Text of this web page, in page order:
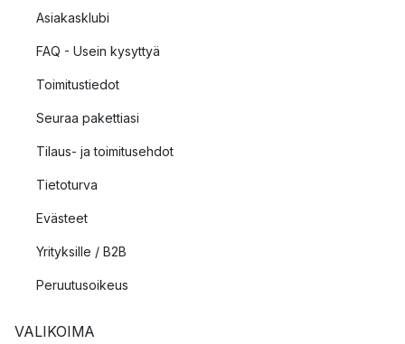
Asiakasklubi
FAQ - Usein kysyttyä
Toimitustiedot
Seuraa pakettiasi
Tilaus- ja toimitusehdot
Tietoturva
Evästeet
Yrityksille / B2B
Peruutusoikeus
VALIKOIMA